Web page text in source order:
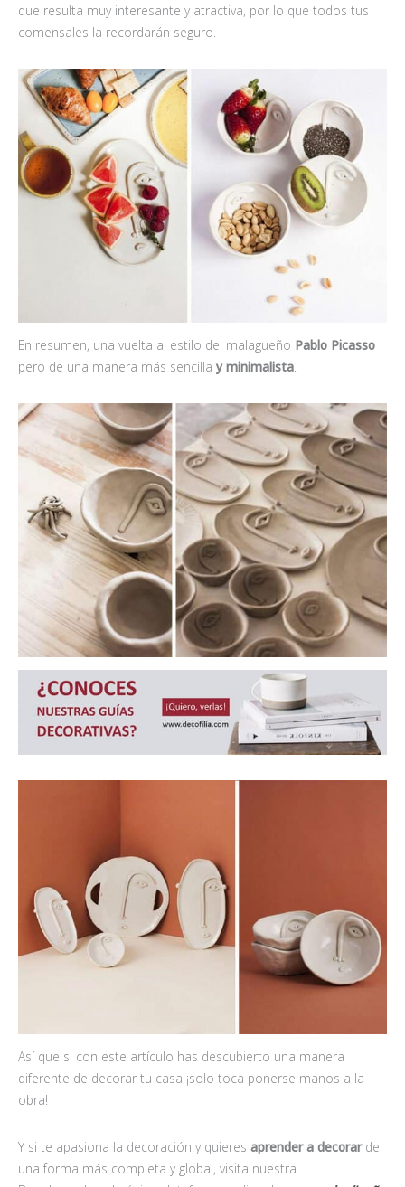
que resulta muy interesante y atractiva, por lo que todos tus
comensales la recordarán seguro.
En resumen, una vuelta al estilo del malagueño Pablo Picasso
pero de una manera más sencilla y minimalista.
Así que si con este artículo has descubierto una manera
diferente de decorar tu casa ¡solo toca ponerse manos a la
obra!
Y si te apasiona la decoración y quieres aprender a decorarde
una forma más completa y global, visita nuestra